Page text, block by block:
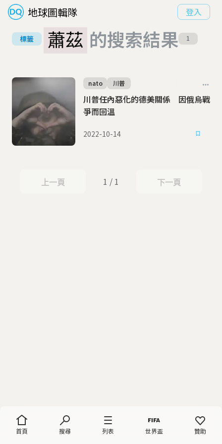
地球圖輯隊 登入
首頁 搜尋 列表 世界盃 贊助
標籤 蕭茲 的搜索結果 1
川普任內惡化的德美關係 因俄烏戰
爭而回溫
nato 川普
2022-10-14
上一頁
上一頁 1 / 1 下一頁
下一頁